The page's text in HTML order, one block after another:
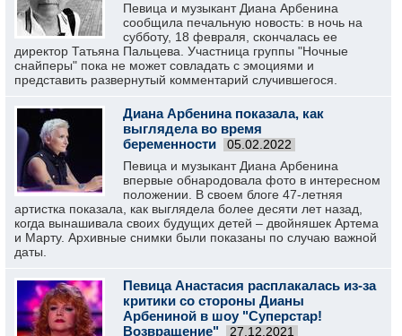
Певица и музыкант Диана Арбенина
сообщила печальную новость: в ночь на
субботу, 18 февраля, скончалась ее
директор Татьяна Пальцева. Участница группы "Ночные
снайперы" пока не может совладать с эмоциями и
представить развернутый комментарий случившегося.
Диана Арбенина показала, как
выглядела во время
беременности
05.02.2022
Певица и музыкант Диана Арбенина
впервые обнародовала фото в интересном
положении. В своем блоге 47-летняя
артистка показала, как выглядела более десяти лет назад,
когда вынашивала своих будущих детей – двойняшек Артема
и Марту. Архивные снимки были показаны по случаю важной
даты.
Певица Анастасия расплакалась из-за
критики со стороны Дианы
Арбениной в шоу "Суперстар!
Возвращение"
27.12.2021